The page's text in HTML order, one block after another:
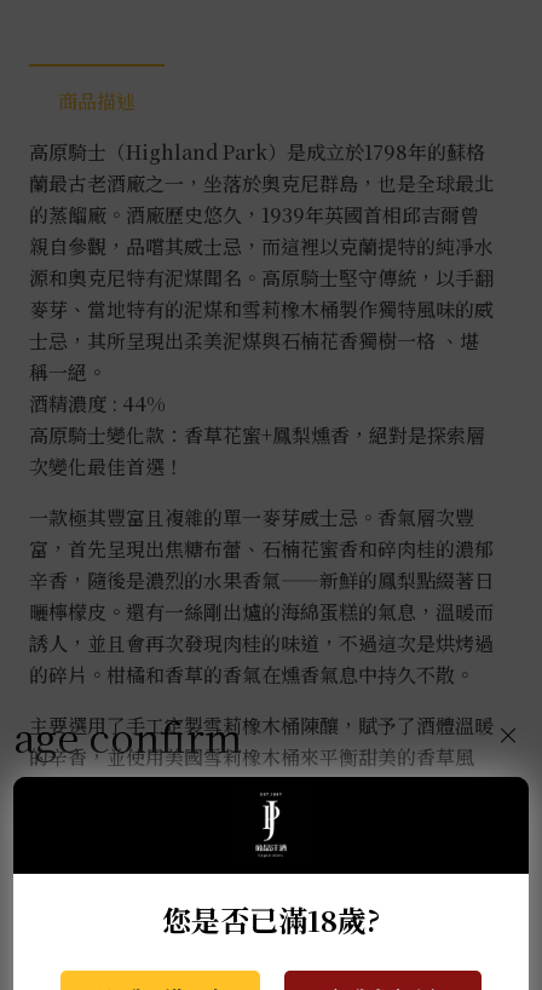
數
商品描述
高原騎士（Highland Park）是成立於1798年的蘇格
蘭最古老酒廠之一，坐落於奧克尼群島，也是全球最北
的蒸餾廠。酒廠歷史悠久，1939年英國首相邱吉爾曾
親自參觀，品嚐其威士忌，而這裡以克蘭提特的純凈水
源和奧克尼特有泥煤聞名。高原騎士堅守傳統，以手翻
麥芽、當地特有的泥煤和雪莉橡木桶製作獨特風味的威
士忌，其所呈現出柔美泥煤與石楠花香獨樹一格 、堪
稱一絕。
酒精濃度 : 44%
高原騎士變化款：香草花蜜+鳳梨燻香，絕對是探索層
次變化最佳首選！
一款極其豐富且複雜的單一麥芽威士忌。香氣層次豐
富，首先呈現出焦糖布蕾、石楠花蜜香和碎肉桂的濃郁
辛香，隨後是濃烈的水果香氣——新鮮的鳳梨點綴著日
曬檸檬皮。還有一絲剛出爐的海綿蛋糕的氣息，溫暖而
誘人，並且會再次發現肉桂的味道，不過這次是烘烤過
的碎片。柑橘和香草的香氣在燻香氣息中持久不散。
主要選用了手工定製雪莉橡木桶陳釀，賦予了酒體溫暖
的辛香，並使用美國雪莉橡木桶來平衡甜美的香草風
味。巧妙地添加了refill桶以柔化和平衡風味，並選擇
以44%酒精度裝瓶，讓威士忌充滿活力的果香和獨特
的花蜜燻香得以充分展現。
age confirm
您是否已滿18歲?
×